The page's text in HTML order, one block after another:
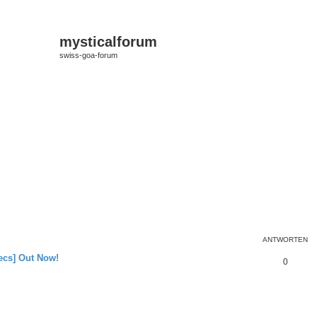
mysticalforum
swiss-goa-forum
ANTWORTEN
Out Now! 0